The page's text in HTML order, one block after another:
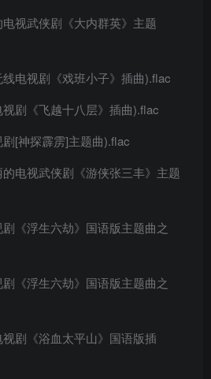
视武侠剧《大内群英》主题
电视剧《戏班小子》插曲).flac
剧《飞越十八层》插曲).flac
[神探霹雳]主题曲).flac
电视武侠剧《游侠张三丰》主题
《浮生六劫》国语版主题曲之
《浮生六劫》国语版主题曲之
剧《浴血太平山》国语版插